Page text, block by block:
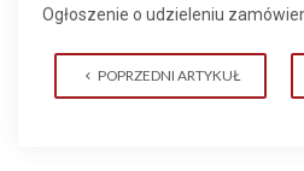
Ogłoszenie o udzieleniu
POPRZEDNI ARTYKUŁ